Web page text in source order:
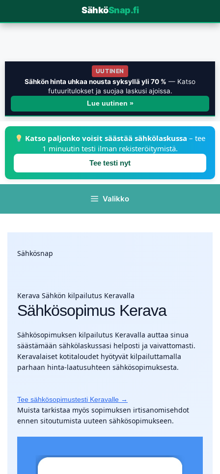
SähköSnap.fi
UUTINEN
Sähkön hinta uhkaa nousta syksyllä yli 70 % — Katso
futuuritulokset ja suojaa laskusi ajoissa.
Lue uutinen »
Katso paljonko voisit säästää sähkölaskussa – tee
1 minuutin testi ilman rekisteröitymistä.
Tee testi nyt
Valikko
Sähkösnap
Kerava Sähkön kilpailutus Keravalla
Sähkösopimus Kerava
Sähkösopimuksen kilpailutus Keravalla auttaa sinua
säästämään sähkölaskussasi helposti ja vaivattomasti.
Keravalaiset kotitaloudet hyötyvät kilpailuttamalla
parhaan hinta-laatusuhteen sähkösopimuksesta.
Tee sähkösopimustesti Keravalle →
Muista tarkistaa myös sopimuksen irtisanomisehdot
ennen sitoutumista uuteen sähkösopimukseen.